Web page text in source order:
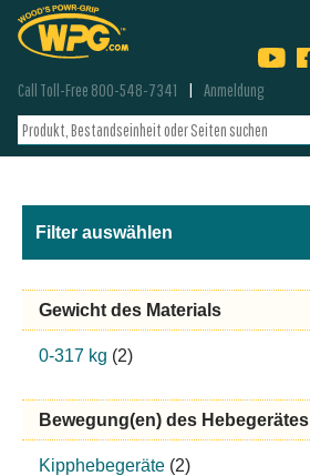
Call Toll-Free 800-548-7341 Anmeldung
Filter auswählen
Gewicht des Materials
0-317 kg (2)
Bewegung(en) des Hebegerätes
Kipphebegeräte (2)